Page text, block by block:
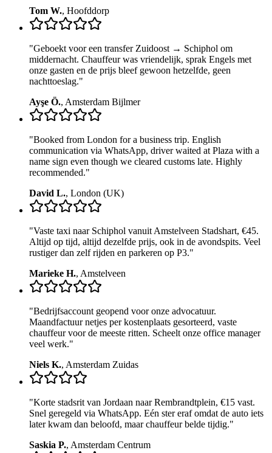
Tom W., Hoofddorp
"Geboekt voor een transfer Zuidoost → Schiphol om
middernacht. Chauffeur was vriendelijk, sprak Engels met
onze gasten en de prijs bleef gewoon hetzelfde, geen
nachttoeslag."
Ayşe Ö., Amsterdam Bijlmer
"Booked from London for a business trip. English
communication via WhatsApp, driver waited at Plaza with a
name sign even though we cleared customs late. Highly
recommended."
David L., London (UK)
"Vaste taxi naar Schiphol vanuit Amstelveen Stadshart, €45.
Altijd op tijd, altijd dezelfde prijs, ook in de avondspits. Veel
rustiger dan zelf rijden en parkeren op P3."
Marieke H., Amstelveen
"Bedrijfsaccount geopend voor onze advocatuur.
Maandfactuur netjes per kostenplaats gesorteerd, vaste
chauffeur voor de meeste ritten. Scheelt onze office manager
veel werk."
Niels K., Amsterdam Zuidas
"Korte stadsrit van Jordaan naar Rembrandtplein, €15 vast.
Snel geregeld via WhatsApp. Eén ster eraf omdat de auto iets
later kwam dan beloofd, maar chauffeur belde tijdig."
Saskia P., Amsterdam Centrum